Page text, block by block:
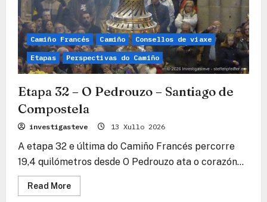
Camiño Francés Camiño Consellos de viaxe
Etapas Perspectivas do Camiño
Etapa 32 – O Pedrouzo – Santiago de
Compostela
investigasteve 13 Xullo 2026
A etapa 32 e última do Camiño Francés percorre
19,4 quilómetros desde O Pedrouzo ata o corazón...
Read MoreRead
more